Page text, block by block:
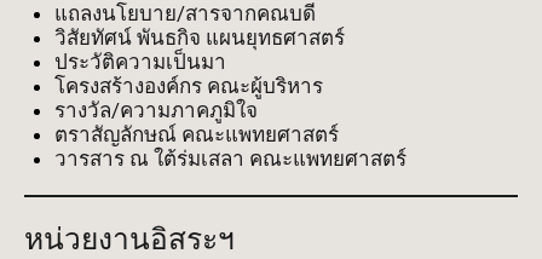
แถลงนโยบาย/สารจากคณบดี
วิสัยทัศน์ พันธกิจ แผนยุทธศาสตร์
ประวัติความเป็นมา
โครงสร้างองค์กร คณะผู้บริหาร
รางวัล/ความภาคภูมิใจ
ตราสัญลักษณ์ คณะแพทยศาสตร์
วารสาร ณ ใต้ร่มเสลา คณะแพทยศาสตร์
หน่วยงานอิสระฯ